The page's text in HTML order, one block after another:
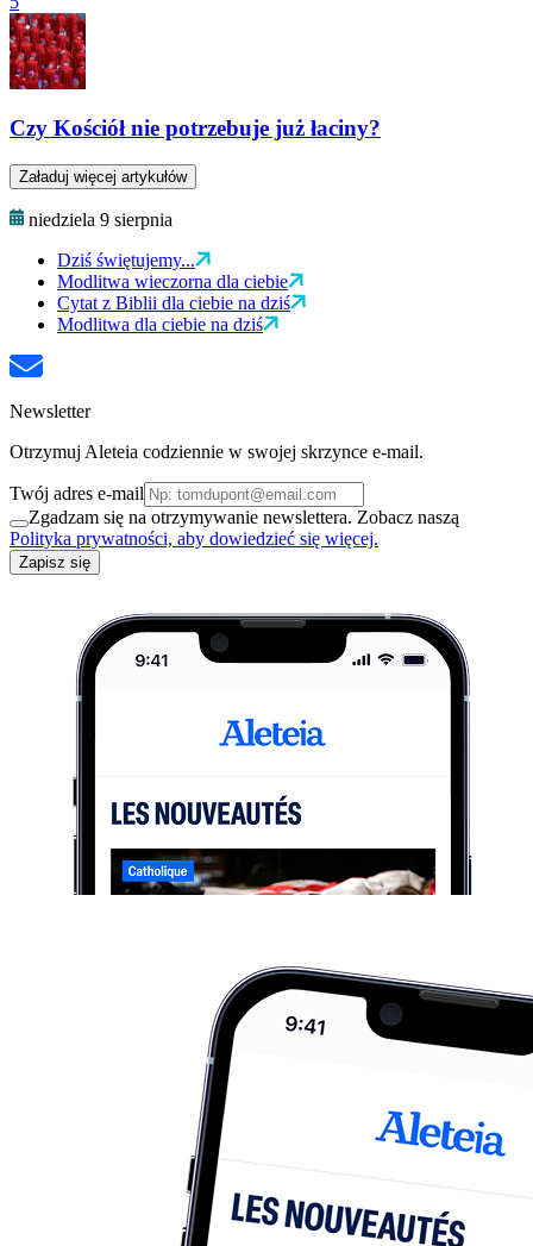
Czy Kościół nie potrzebuje już łaciny?
Załaduj więcej artykułów
niedziela 9 sierpnia
Dziś świętujemy...
Modlitwa wieczorna dla ciebie
Cytat z Biblii dla ciebie na dziś
Modlitwa dla ciebie na dziś
Newsletter
Otrzymuj Aleteia codziennie w swojej skrzynce e-mail.
Twój adres e-mail
Zgadzam się na otrzymywanie newslettera. Zobacz naszą
Polityka prywatności, aby dowiedzieć się więcej.
Zapisz się